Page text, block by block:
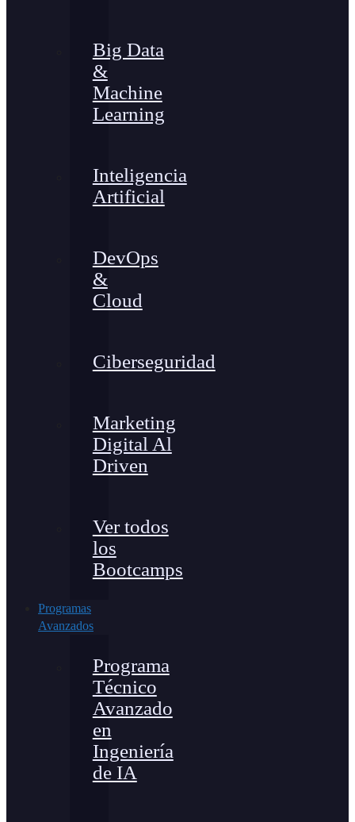
Big Data
&
Machine
Learning
Inteligencia
Artificial
DevOps
&
Cloud
Ciberseguridad
Marketing
Digital Al
Driven
Ver todos
los
Bootcamps
Programas
Avanzados
Programa
Técnico
Avanzado
en
Ingeniería
de IA